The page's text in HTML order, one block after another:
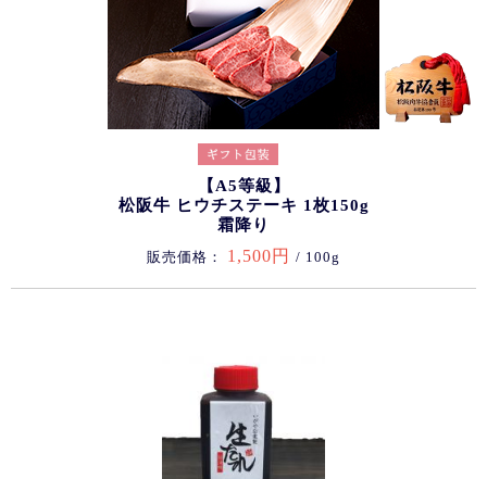
【A5等級】
松阪牛 ヒウチステーキ 1枚150g
霜降り
販売価格： 1,500円 / 100g